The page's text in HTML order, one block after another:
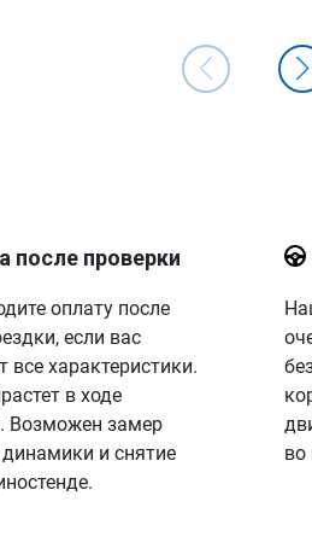
после проверки
оплату после
если вас
все характеристики.
в ходе
Возможен замер
и снятие
во